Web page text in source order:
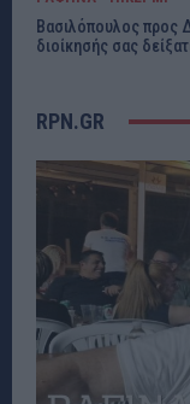
Βασιλόπουλος προς
διοίκησής σας
RPN.GR